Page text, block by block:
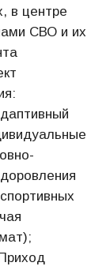
в центре
СВО и их